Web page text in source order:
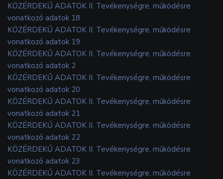
KÖZÉRDEKŰ ADATOK II. Tevékenységre, működésre
vonatkozó adatok 18
KÖZÉRDEKŰ ADATOK II. Tevékenységre, működésre
vonatkozó adatok 19
KÖZÉRDEKŰ ADATOK II. Tevékenységre, működésre
vonatkozó adatok 2
KÖZÉRDEKŰ ADATOK II. Tevékenységre, működésre
vonatkozó adatok 20
KÖZÉRDEKŰ ADATOK II. Tevékenységre, működésre
vonatkozó adatok 21
KÖZÉRDEKŰ ADATOK II. Tevékenységre, működésre
vonatkozó adatok 22
KÖZÉRDEKŰ ADATOK II. Tevékenységre, működésre
vonatkozó adatok 23
KÖZÉRDEKŰ ADATOK II. Tevékenységre, működésre